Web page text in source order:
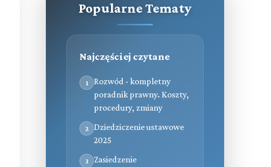
Popularne Tematy
Najczęściej czytane
1
Rozwód - kompletny
poradnik prawny. Koszty,
procedury, zmiany
2
Dziedziczenie ustawowe
2025
3
Zasiedzenie